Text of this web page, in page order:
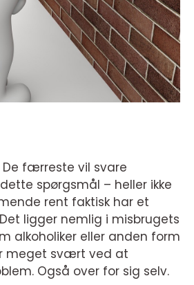
De færreste vil svare
spørgsmål – heller ikke
rent faktisk har et
ligger nemlig i misbrugets
alkoholiker eller anden form
meget svært ved at
Også over for sig selv.